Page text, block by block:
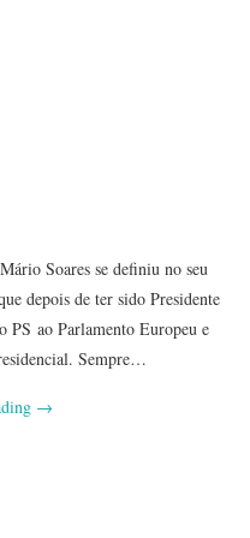
Soares se definiu no seu
depois de ter sido Presidente
PS ao Parlamento Europeu e
Sempre…
→